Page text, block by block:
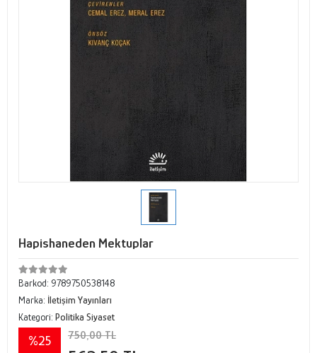
Hapishaneden Mektuplar
Barkod: 9789750538148
Marka: İletişim Yayınları
Kategori: Politika Siyaset
%25 750,00 TL